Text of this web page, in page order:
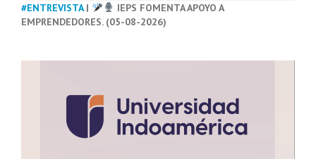
#ENTREVISTA|
IEPS FOMENTA APOYO A
EMPRENDEDORES. (05-08-2026)